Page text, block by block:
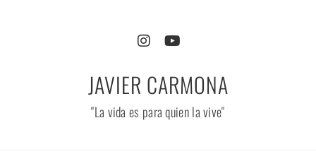
JAVIER CARMONA
"La vida es para quien la vive"